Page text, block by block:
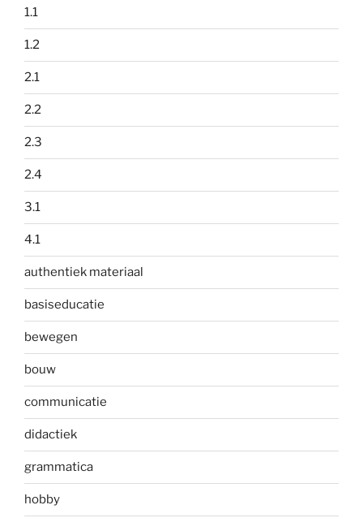
1.1
1.2
2.1
2.2
2.3
2.4
3.1
4.1
authentiek materiaal
basiseducatie
bewegen
bouw
communicatie
didactiek
grammatica
hobby